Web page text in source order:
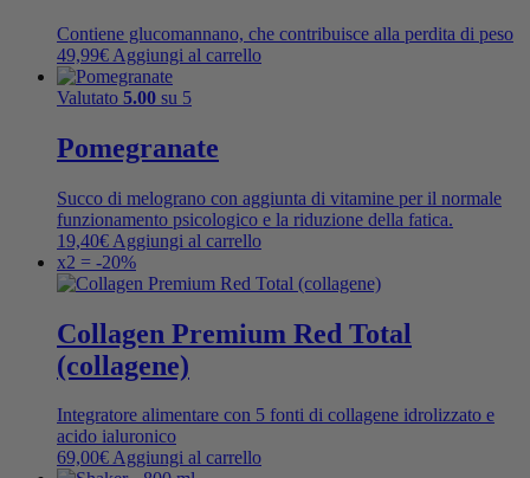
Contiene glucomannano, che contribuisce alla perdita di peso
49,99€ Aggiungi al carrello
Valutato 5.00 su 5
Pomegranate
Succo di melograno con aggiunta di vitamine per il normale
funzionamento psicologico e la riduzione della fatica.
19,40€ Aggiungi al carrello
x2 = -20%
Collagen Premium Red Total
(collagene)
Integratore alimentare con 5 fonti di collagene idrolizzato e
acido ialuronico
69,00€Aggiungi al carrello